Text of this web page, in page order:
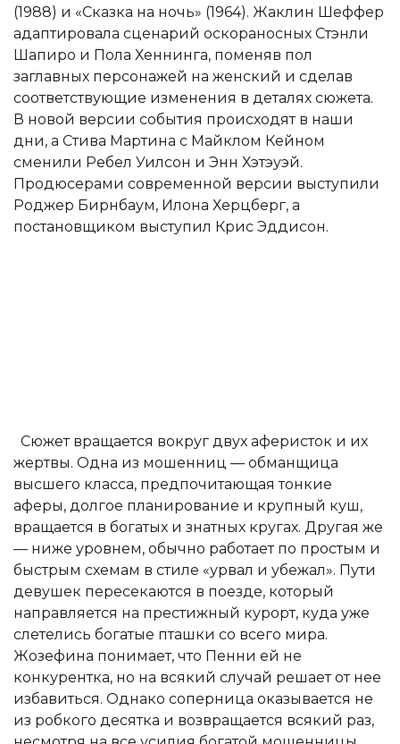
(1988) и «Сказка на ночь» (1964). Жаклин Шеффер
адаптировала сценарий оскораносных Стэнли
Шапиро и Пола Хеннинга, поменяв пол
заглавных персонажей на женский и сделав
соответствующие изменения в деталях сюжета.
В новой версии события происходят в наши
дни, а Стива Мартина с Майклом Кейном
сменили Ребел Уилсон и Энн Хэтэуэй.
Продюсерами современной версии выступили
Роджер Бирнбаум, Илона Херцберг, а
постановщиком выступил Крис Эддисон.
Сюжет вращается вокруг двух аферисток и их
жертвы. Одна из мошенниц — обманщица
высшего класса, предпочитающая тонкие
аферы, долгое планирование и крупный куш,
вращается в богатых и знатных кругах. Другая же
— ниже уровнем, обычно работает по простым и
быстрым схемам в стиле «урвал и убежал». Пути
девушек пересекаются в поезде, который
направляется на престижный курорт, куда уже
слетелись богатые пташки со всего мира.
Жозефина понимает, что Пенни ей не
конкурентка, но на всякий случай решает от нее
избавиться. Однако соперница оказывается не
из робкого десятка и возвращается всякий раз,